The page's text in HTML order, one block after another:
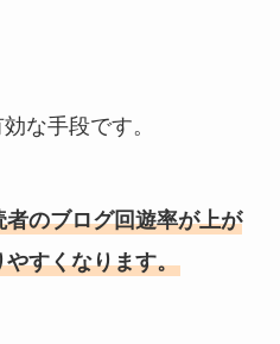
な手段です。
者のブログ回遊率が上が
すくなります。